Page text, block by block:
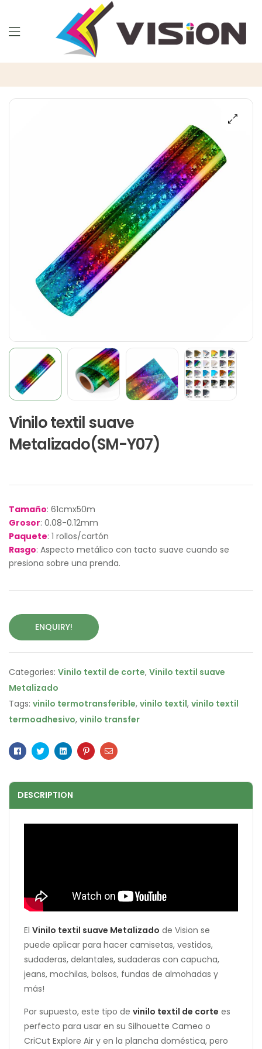
Vinilo textil suave
Metalizado(SM-Y07)
Tamaño: 61cmx50m
Grosor: 0.08-0.12mm
Paquete: 1 rollos/cartón
Rasgo: Aspecto metálico con tacto suave cuando se
presiona sobre una prenda.
ENQUIRY!
Categories: Vinilo textil de corte, Vinilo textil suave
Metalizado
Tags: vinilo termotransferible, vinilo textil, vinilo textil
termoadhesivo, vinilo transfer
Facebook
TwitterLinkedinPinterestEmail
DESCRIPTION
El Vinilo textil suave Metalizado de Vision se
puede aplicar para hacer camisetas, vestidos,
sudaderas, delantales, sudaderas con capucha,
jeans, mochilas, bolsos, fundas de almohadas y
más!
Por supuesto, este tipo de vinilo textil de corte es
perfecto para usar en su Silhouette Cameo o
CriCut Explore Air y en la plancha doméstica, pero